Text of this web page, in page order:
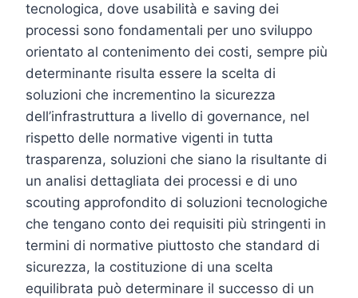
tecnologica, dove usabilità e saving dei
processi sono fondamentali per uno sviluppo
orientato al contenimento dei costi, sempre più
determinante risulta essere la scelta di
soluzioni che incrementino la sicurezza
dell’infrastruttura a livello di governance, nel
rispetto delle normative vigenti in tutta
trasparenza, soluzioni che siano la risultante di
un analisi dettagliata dei processi e di uno
scouting approfondito di soluzioni tecnologiche
che tengano conto dei requisiti più stringenti in
termini di normative piuttosto che standard di
sicurezza, la costituzione di una scelta
equilibrata può determinare il successo di un